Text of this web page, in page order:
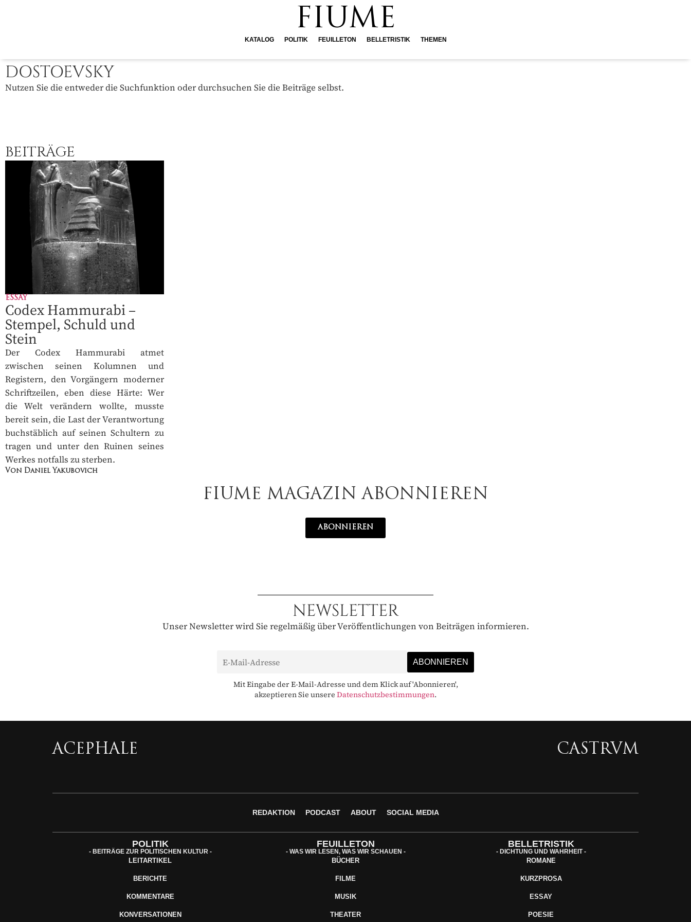
FIUME
KATALOG POLITIK FEUILLETON BELLETRISTIK THEMEN
DOSTOEVSKY
Nutzen Sie die entweder die Suchfunktion oder durchsuchen Sie die Beiträge selbst.
BEITRÄGE
ESSAY
Codex Hammurabi –
Stempel, Schuld und
Stein
Der Codex Hammurabi atmet
zwischen seinen Kolumnen und
Registern, den Vorgängern moderner
Schriftzeilen, eben diese Härte: Wer
die Welt verändern wollte, musste
bereit sein, die Last der Verantwortung
buchstäblich auf seinen Schultern zu
tragen und unter den Ruinen seines
Werkes notfalls zu sterben.
Von Daniel Yakubovich
FIUME MAGAZIN ABONNIEREN
ABONNIEREN
NEWSLETTER
Unser Newsletter wird Sie regelmäßig über Veröffentlichungen von Beiträgen informieren.
Mit Eingabe der E-Mail-Adresse und dem Klick auf 'Abonnieren',
akzeptieren Sie unsere Datenschutzbestimmungen.
ACEPHALE CASTRVM
REDAKTION PODCAST ABOUT SOCIAL MEDIA
POLITIK
- BEITRÄGE ZUR POLITISCHEN KULTUR -
LEITARTIKEL
BERICHTE
KOMMENTARE
KONVERSATIONEN
FEUILLETON
- WAS WIR LESEN, WAS WIR SCHAUEN -
BÜCHER
FILME
MUSIK
THEATER
BELLETRISTIK
- DICHTUNG UND WAHRHEIT -
ROMANE
KURZPROSA
ESSAY
POESIE